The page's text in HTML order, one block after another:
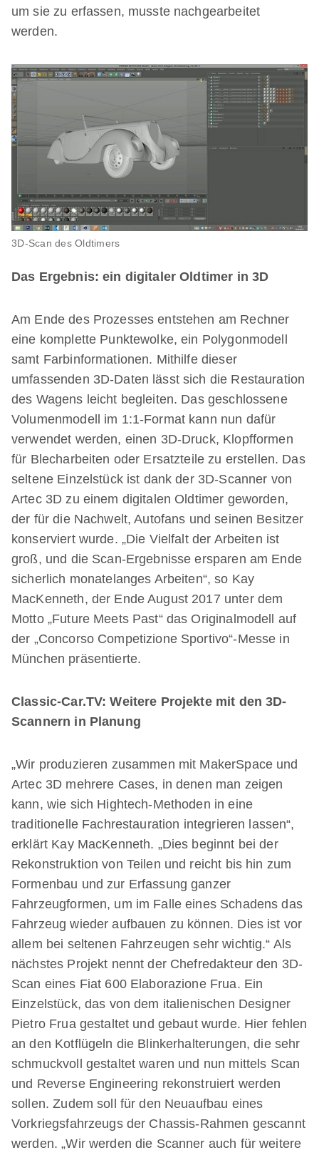
um sie zu erfassen, musste nachgearbeitet
werden.
3D-Scan des Oldtimers
Das Ergebnis: ein digitaler Oldtimer in 3D
Am Ende des Prozesses entstehen am Rechner
eine komplette Punktewolke, ein Polygonmodell
samt Farbinformationen. Mithilfe dieser
umfassenden 3D-Daten lässt sich die Restauration
des Wagens leicht begleiten. Das geschlossene
Volumenmodell im 1:1-Format kann nun dafür
verwendet werden, einen 3D-Druck, Klopfformen
für Blecharbeiten oder Ersatzteile zu erstellen. Das
seltene Einzelstück ist dank der 3D-Scanner von
Artec 3D zu einem digitalen Oldtimer geworden,
der für die Nachwelt, Autofans und seinen Besitzer
konserviert wurde. „Die Vielfalt der Arbeiten ist
groß, und die Scan-Ergebnisse ersparen am Ende
sicherlich monatelanges Arbeiten“, so Kay
MacKenneth, der Ende August 2017 unter dem
Motto „Future Meets Past“ das Originalmodell auf
der „Concorso Competizione Sportivo“-Messe in
München präsentierte.
Classic-Car.TV: Weitere Projekte mit den 3D-
Scannern in Planung
„Wir produzieren zusammen mit MakerSpace und
Artec 3D mehrere Cases, in denen man zeigen
kann, wie sich Hightech-Methoden in eine
traditionelle Fachrestauration integrieren lassen“,
erklärt Kay MacKenneth. „Dies beginnt bei der
Rekonstruktion von Teilen und reicht bis hin zum
Formenbau und zur Erfassung ganzer
Fahrzeugformen, um im Falle eines Schadens das
Fahrzeug wieder aufbauen zu können. Dies ist vor
allem bei seltenen Fahrzeugen sehr wichtig.“ Als
nächstes Projekt nennt der Chefredakteur den 3D-
Scan eines Fiat 600 Elaborazione Frua. Ein
Einzelstück, das von dem italienischen Designer
Pietro Frua gestaltet und gebaut wurde. Hier fehlen
an den Kotflügeln die Blinkerhalterungen, die sehr
schmuckvoll gestaltet waren und nun mittels Scan
und Reverse Engineering rekonstruiert werden
sollen. Zudem soll für den Neuaufbau eines
Vorkriegsfahrzeugs der Chassis-Rahmen gescannt
werden. „Wir werden die Scanner auch für weitere